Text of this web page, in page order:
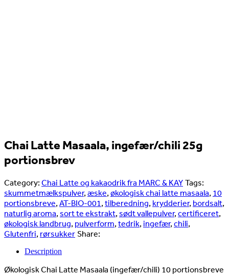
Chai Latte Masaala, ingefær/chili 25g
portionsbrev
Category: Chai Latte og kakaodrik fra MARC & KAY Tags:
skummetmælkspulver, æske, økologisk chai latte masaala, 10
portionsbreve, AT-BIO-001 , tilberedning, krydderier, bordsalt,
naturlig aroma, sort te ekstrakt, sødt vallepulver, certificeret,
økologisk landbrug, pulverform, tedrik, ingefær, chili,
Glutenfri, rørsukker Share:
Description
Økologisk Chai Latte Masaala (ingefær/chili) 10 portionsbreve